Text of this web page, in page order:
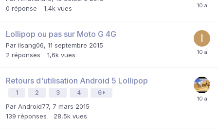
0 réponse 1,4k vues
Lollipop ou pas sur Moto G 4G
Par ilsang06, 11 septembre 2015
2 réponses 1,6k vues
Retours d'utilisation Android 5 Lollipop
1 2 3 4 6
Par Android77, 7 mars 2015
139 réponses 28,5k vues